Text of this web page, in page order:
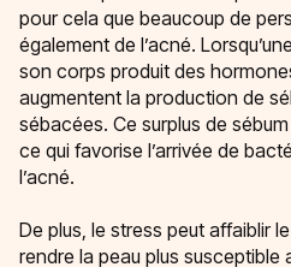
pour cela que beaucoup de
également de l’acné.
son corps produit des
augmentent la production de
sébacées. Ce surplus de
ce qui favorise l’arrivée de
l’acné.
De plus, le stress peut affaiblir le
rendre la peau plus susceptible